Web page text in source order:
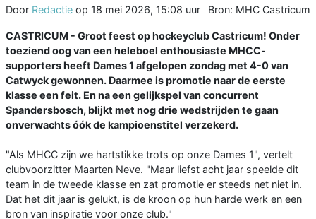
Door Redactie op 18 mei 2026, 15:08 uur Bron: MHC Castricum
CASTRICUM - Groot feest op hockeyclub Castricum! Onder
toeziend oog van een heleboel enthousiaste MHCC-
supporters heeft Dames 1 afgelopen zondag met 4-0 van
Catwyck gewonnen. Daarmee is promotie naar de eerste
klasse een feit. En na een gelijkspel van concurrent
Spandersbosch, blijkt met nog drie wedstrijden te gaan
onverwachts óók de kampioenstitel verzekerd.
"Als MHCC zijn we hartstikke trots op onze Dames 1", vertelt
clubvoorzitter Maarten Neve. "Maar liefst acht jaar speelde dit
team in de tweede klasse en zat promotie er steeds net niet in.
Dat het dit jaar is gelukt, is de kroon op hun harde werk en een
bron van inspiratie voor onze club."